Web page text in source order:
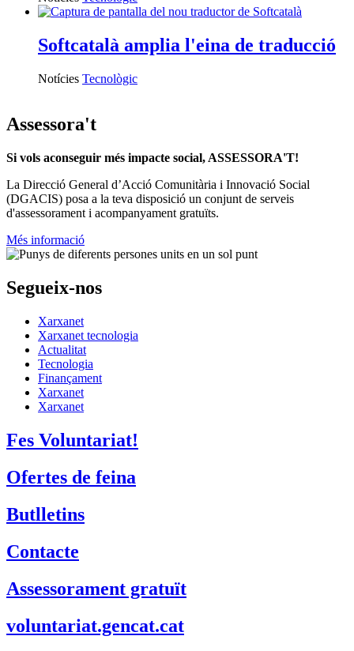
Softcatalà amplia l'eina de traducció
Notícies Tecnològic
Assessora't
Si vols aconseguir més impacte social, ASSESSORA'T!
La Direcció General d’Acció Comunitària i Innovació Social
(DGACIS) posa a la teva disposició un conjunt de serveis
d'assessorament i acompanyament gratuïts.
Més informació
Segueix-nos
Xarxanet
Xarxanet tecnologia
Actualitat
Tecnologia
Finançament
Xarxanet
Xarxanet
Fes Voluntariat!
Ofertes de feina
Butlletins
Contacte
Assessorament gratuït
voluntariat.gencat.cat